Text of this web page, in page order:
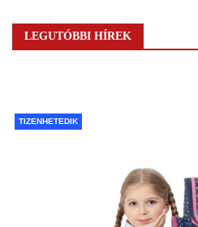
LEGUTÓBBI HÍREK
TIZENHETEDIK